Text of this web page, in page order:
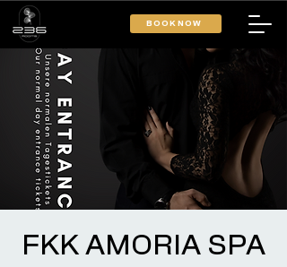
BOOK NOW
FKK AMORIA SPA